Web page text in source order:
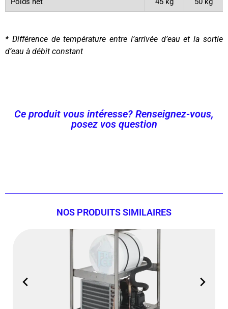
* Différence de température entre l’arrivée d’eau et la sortie
d’eau à débit constant
Ce produit vous intéresse? Renseignez-vous,
posez vos question
NOS PRODUITS SIMILAIRES